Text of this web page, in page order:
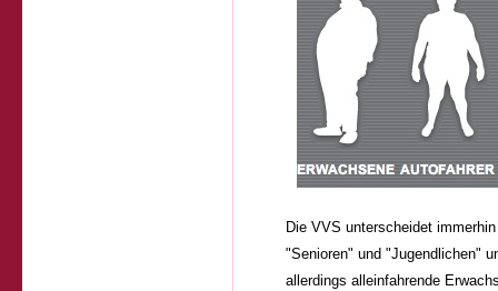
Die VVS unterscheidet
"Senioren" und "Jugendlichen"
allerdings alleinfahrende